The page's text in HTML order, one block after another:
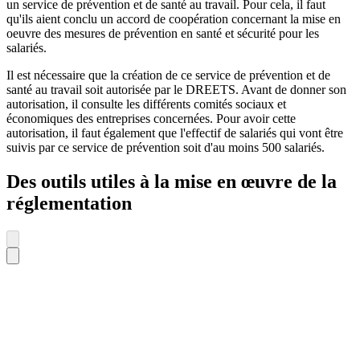
un service de prévention et de santé au travail. Pour cela, il faut
qu'ils aient conclu un accord de coopération concernant la mise en
oeuvre des mesures de prévention en santé et sécurité pour les
salariés.
Il est nécessaire que la création de ce service de prévention et de
santé au travail soit autorisée par le DREETS. Avant de donner son
autorisation, il consulte les différents comités sociaux et
économiques des entreprises concernées. Pour avoir cette
autorisation, il faut également que l'effectif de salariés qui vont être
suivis par ce service de prévention soit d'au moins 500 salariés.
Des outils utiles à la mise en œuvre de la
réglementation